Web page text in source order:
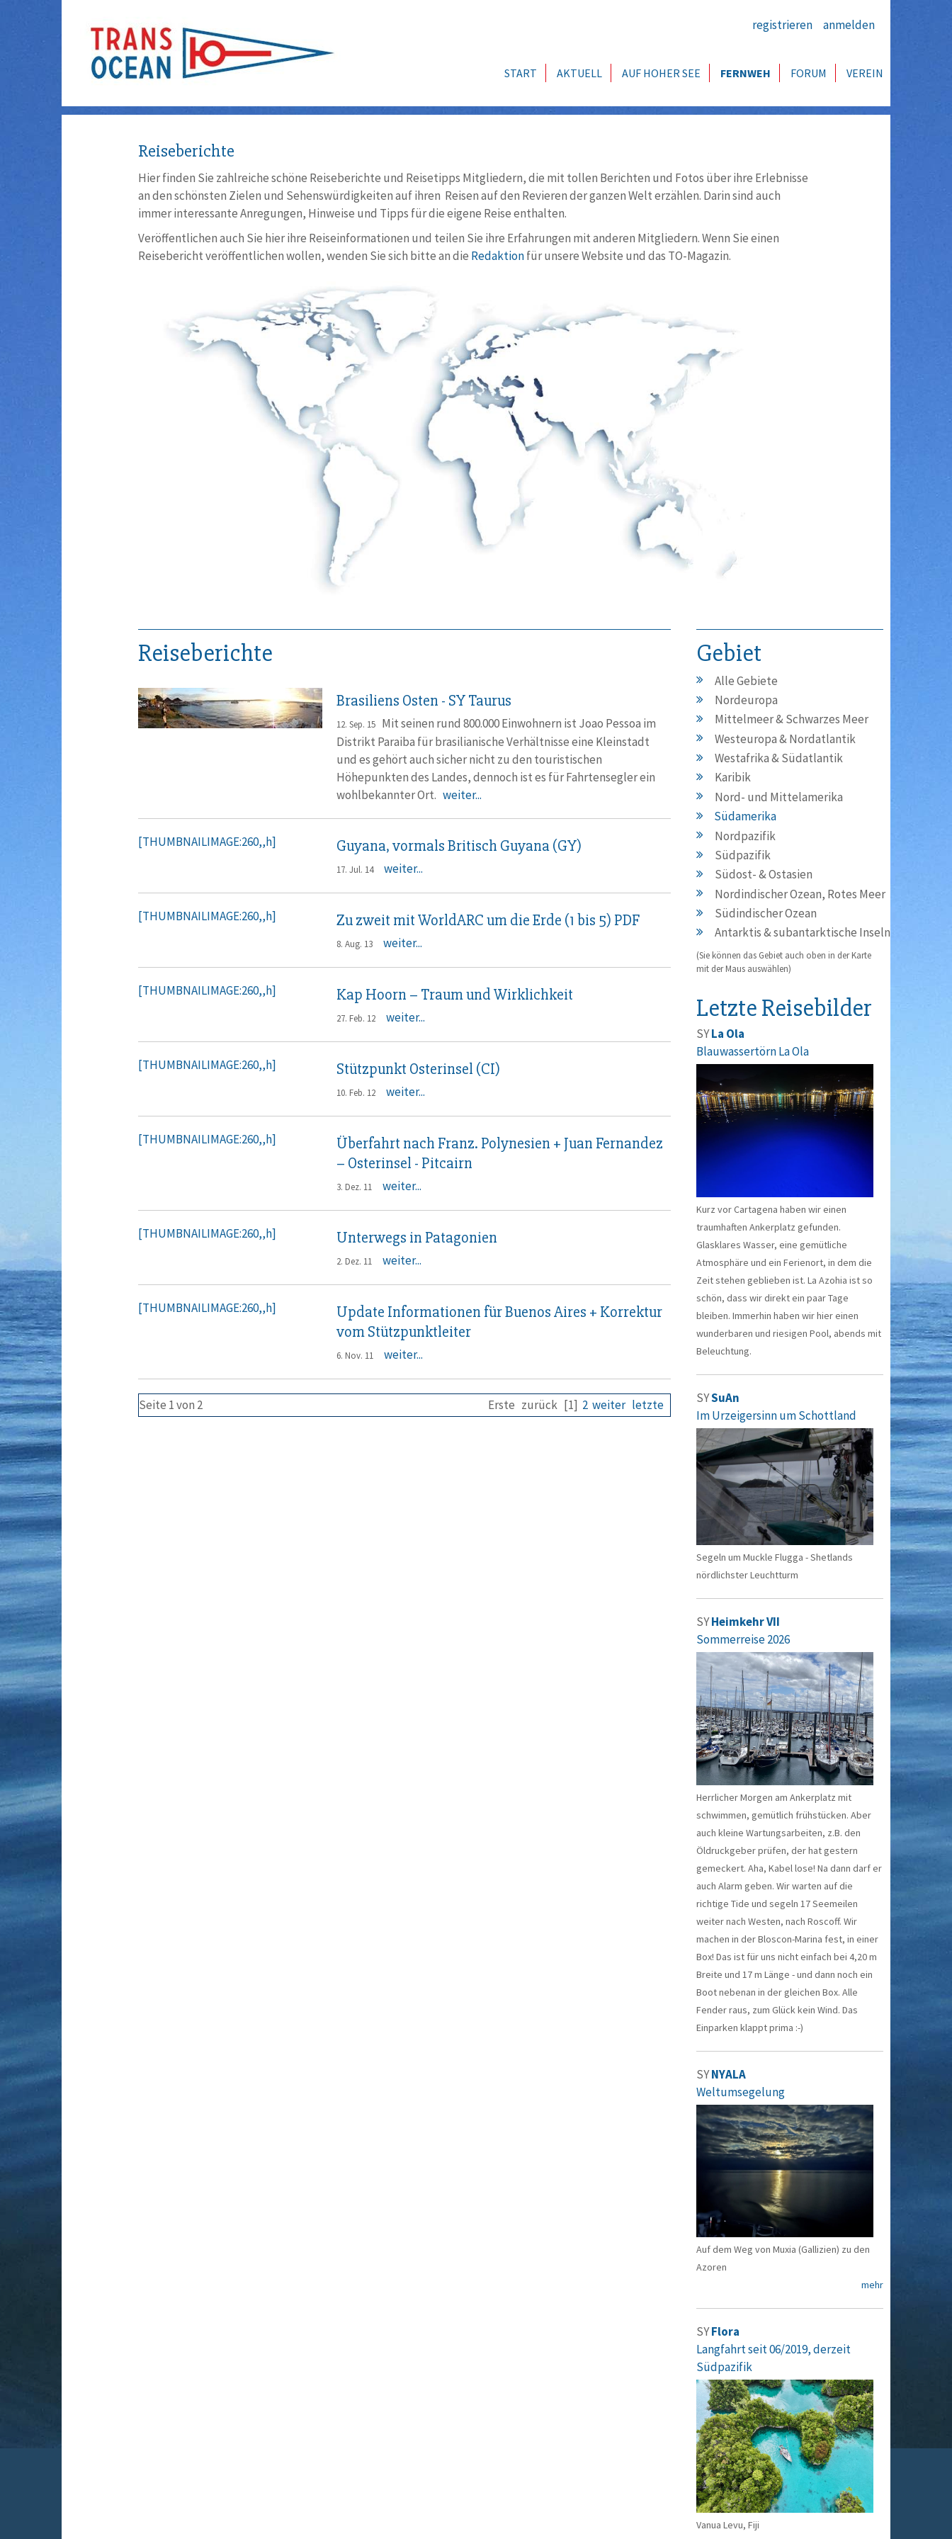
registrieren anmelden
START AKTUELL AUF HOHER SEE FERNWEH FORUM VEREIN
Reiseberichte
Hier finden Sie zahlreiche schöne Reiseberichte und Reisetipps Mitgliedern, die mit tollen Berichten und Fotos über ihre Erlebnisse
an den schönsten Zielen und Sehenswürdigkeiten auf ihren Reisen auf den Revieren der ganzen Welt erzählen. Darin sind auch
immer interessante Anregungen, Hinweise und Tipps für die eigene Reise enthalten.
Veröffentlichen auch Sie hier ihre Reiseinformationen und teilen Sie ihre Erfahrungen mit anderen Mitgliedern. Wenn Sie einen
Reisebericht veröffentlichen wollen, wenden Sie sich bitte an die Redaktionfür unsere Website und das TO-Magazin.
Reiseberichte
Brasiliens Osten - SY Taurus
12. Sep. 15Mit seinen rund 800.000 Einwohnern ist Joao Pessoa im
Distrikt Paraiba für brasilianische Verhältnisse eine Kleinstadt
und es gehört auch sicher nicht zu den touristischen
Höhepunkten des Landes, dennoch ist es für Fahrtensegler ein
wohlbekannter Ort. weiter...
[THUMBNAILIMAGE:260,,h] Guyana, vormals Britisch Guyana (GY)
17. Jul. 14 weiter...
[THUMBNAILIMAGE:260,,h] Zu zweit mit WorldARC um die Erde (1 bis 5) PDF
8. Aug. 13 weiter...
[THUMBNAILIMAGE:260,,h] Kap Hoorn – Traum und Wirklichkeit
27. Feb. 12 weiter...
[THUMBNAILIMAGE:260,,h] Stützpunkt Osterinsel (CI)
10. Feb. 12 weiter...
[THUMBNAILIMAGE:260,,h]
Überfahrt nach Franz. Polynesien + Juan Fernandez
– Osterinsel - Pitcairn
3. Dez. 11 weiter...
[THUMBNAILIMAGE:260,,h] Unterwegs in Patagonien
2. Dez. 11 weiter...
[THUMBNAILIMAGE:260,,h]
Update Informationen für Buenos Aires + Korrektur
vom Stützpunktleiter
6. Nov. 11 weiter...
Seite 1 von 2 Erste zurück [1] 2 weiter letzte
Gebiet
Alle Gebiete
Nordeuropa
Mittelmeer & Schwarzes Meer
Westeuropa & Nordatlantik
Westafrika & Südatlantik
Karibik
Nord- und Mittelamerika
Südamerika
Nordpazifik
Südpazifik
Südost- & Ostasien
Nordindischer Ozean, Rotes Meer
Südindischer Ozean
Antarktis & subantarktische Inseln
(Sie können das Gebiet auch oben in der Karte
mit der Maus auswählen)
Letzte Reisebilder
SYLa Ola
Blauwassertörn La Ola
Kurz vor Cartagena haben wir einen
traumhaften Ankerplatz gefunden.
Glasklares Wasser, eine gemütliche
Atmosphäre und ein Ferienort, in dem die
Zeit stehen geblieben ist. La Azohia ist so
schön, dass wir direkt ein paar Tage
bleiben. Immerhin haben wir hier einen
wunderbaren und riesigen Pool, abends mit
Beleuchtung.
SYSuAn
Im Urzeigersinn um Schottland
Segeln um Muckle Flugga - Shetlands
nördlichster Leuchtturm
SYHeimkehr VII
Sommerreise 2026
Herrlicher Morgen am Ankerplatz mit
schwimmen, gemütlich frühstücken. Aber
auch kleine Wartungsarbeiten, z.B. den
Öldruckgeber prüfen, der hat gestern
gemeckert. Aha, Kabel lose! Na dann darf er
auch Alarm geben. Wir warten auf die
richtige Tide und segeln 17 Seemeilen
weiter nach Westen, nach Roscoff. Wir
machen in der Bloscon-Marina fest, in einer
Box! Das ist für uns nicht einfach bei 4,20 m
Breite und 17 m Länge - und dann noch ein
Boot nebenan in der gleichen Box. Alle
Fender raus, zum Glück kein Wind. Das
Einparken klappt prima :-)
SYNYALA
Weltumsegelung
Auf dem Weg von Muxia (Gallizien) zu den
Azoren
mehr
SYFlora
Langfahrt seit 06/2019, derzeit
Südpazifik
Vanua Levu, Fiji